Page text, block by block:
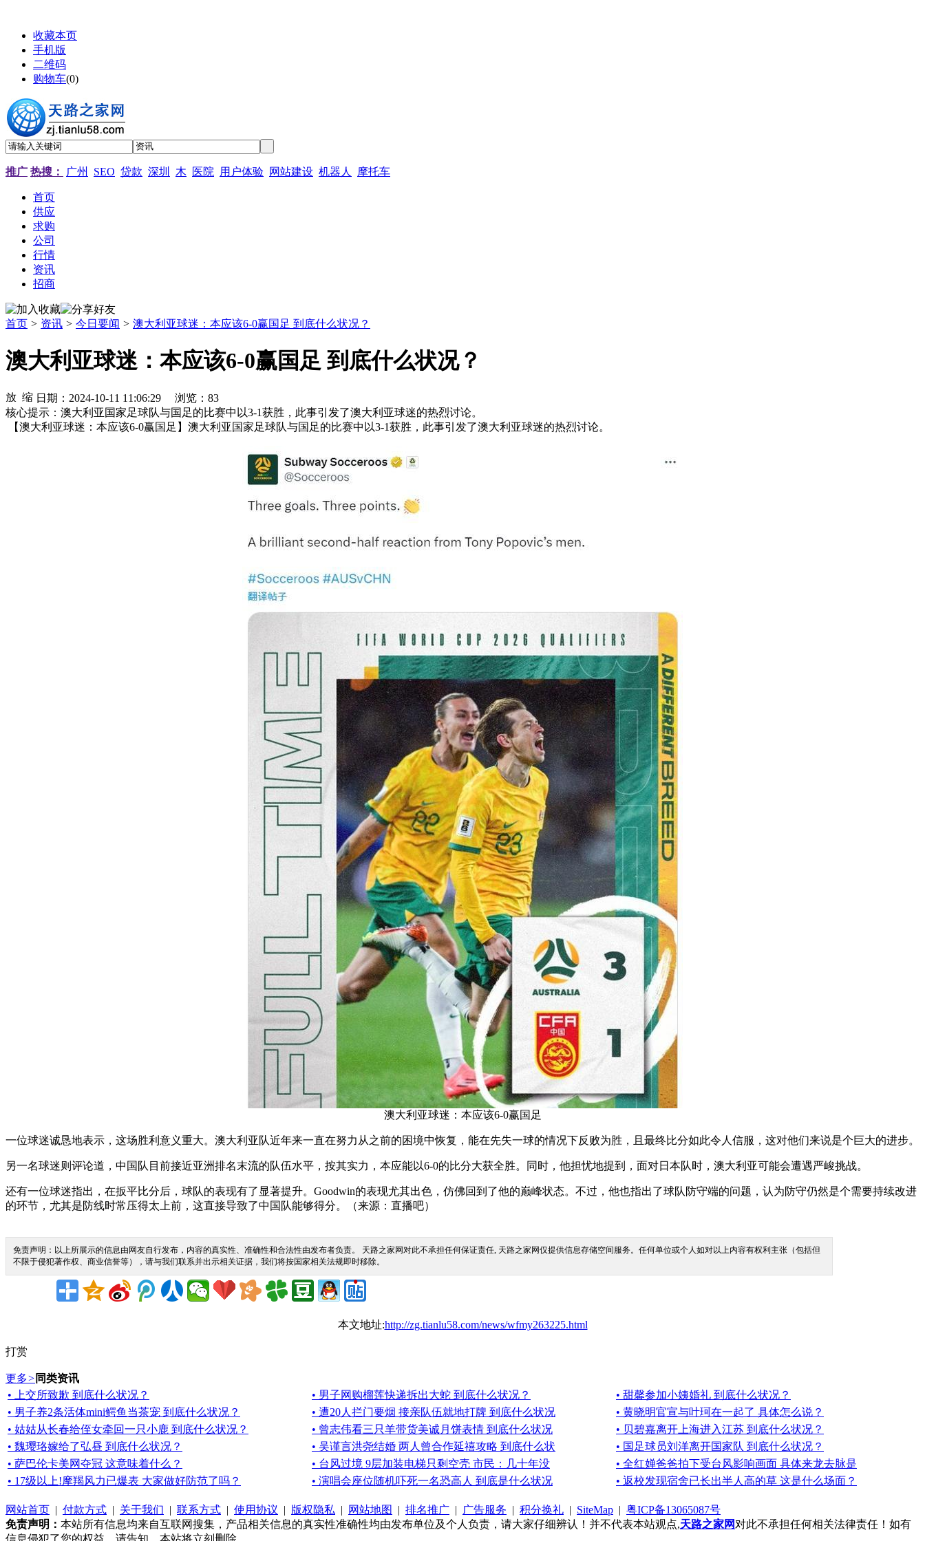
收藏本页
手机版
二维码
购物车(0)
推广 热搜： 广州 SEO 贷款 深圳 木 医院 用户体验 网站建设 机器人 摩托车
首页
供应
求购
公司
行情
资讯
招商
首页 > 资讯 > 今日要闻 > 澳大利亚球迷：本应该6-0赢国足 到底什么状况？
澳大利亚球迷：本应该6-0赢国足 到底什么状况？
日期：2024-10-11 11:06:29 浏览： 83
核心提示：澳大利亚国家足球队与国足的比赛中以3-1获胜，此事引发了澳大利亚球迷的热烈讨论。
【澳大利亚球迷：本应该6-0赢国足】澳大利亚国家足球队与国足的比赛中以3-1获胜，此事引发了澳大利亚球迷的热烈讨论。
澳大利亚球迷：本应该6-0赢国足
一位球迷诚恳地表示，这场胜利意义重大。澳大利亚队近年来一直在努力从之前的困境中恢复，能在先失一球的情况下反败为胜，且最终比分如此令人信服，这对他们来说是个巨大的进步。
另一名球迷则评论道，中国队目前接近亚洲排名末流的队伍水平，按其实力，本应能以6-0的比分大获全胜。同时，他担忧地提到，面对日本队时，澳大利亚可能会遭遇严峻挑战。
还有一位球迷指出，在扳平比分后，球队的表现有了显著提升。Goodwin的表现尤其出色，仿佛回到了他的巅峰状态。不过，他也指出了球队防守端的问题，认为防守仍然是个需要持续改进
的环节，尤其是防线时常压得太上前，这直接导致了中国队能够得分。（来源：直播吧）
免责声明：以上所展示的信息由网友自行发布，内容的真实性、准确性和合法性由发布者负责。 天路之家网对此不承担任何保证责任, 天路之家网仅提供信息存储空间服务。任何单位或个人如对以上内容有权利主张（包括但
不限于侵犯著作权、商业信誉等），请与我们联系并出示相关证据，我们将按国家相关法规即时移除。
本文地址:http://zg.tianlu58.com/news/wfmy263225.html
打赏
更多> 同类资讯
• 上交所致歉 到底什么状况？
• 男子网购榴莲快递拆出大蛇 到底什么状况？
• 甜馨参加小姨婚礼 到底什么状况？
• 男子养2条活体mini鳄鱼当茶宠 到底什么状况？
• 遭20人拦门要烟 接亲队伍就地打牌 到底什么状况
• 黄晓明官宣与叶珂在一起了 具体怎么说？
• 姑姑从长春给侄女牵回一只小鹿 到底什么状况？
• 曾志伟看三只羊带货美诚月饼表情 到底什么状况
• 贝碧嘉离开上海进入江苏 到底什么状况？
• 魏璎珞嫁给了弘昼 到底什么状况？
• 吴谨言洪尧结婚 两人曾合作延禧攻略 到底什么状
• 国足球员刘洋离开国家队 到底什么状况？
• 萨巴伦卡美网夺冠 这意味着什么？
• 台风过境 9层加装电梯只剩空壳 市民：几十年没
• 全红婵爸爸拍下受台风影响画面 具体来龙去脉是
• 17级以上!摩羯风力已爆表 大家做好防范了吗？
• 演唱会座位随机吓死一名恐高人 到底是什么状况 • 返校发现宿舍已长出半人高的草 这是什么场面？
网站首页 | 付款方式 | 关于我们 | 联系方式 | 使用协议 | 版权隐私 | 网站地图 | 排名推广 | 广告服务 | 积分换礼 | SiteMap | 粤ICP备13065087号
免责声明： 本站所有信息均来自互联网搜集，产品相关信息的真实性准确性均由发布单位及个人负责，请大家仔细辨认！并不代表本站观点,天路之家网对此不承担任何相关法律责任！如有